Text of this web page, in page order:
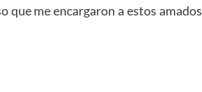
que me encargaron a estos amados